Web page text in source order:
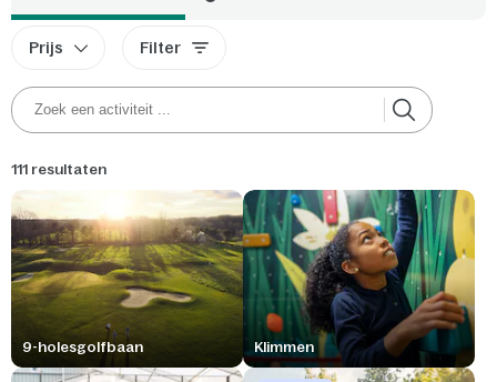
Prijs Filter
111 resultaten
9-holesgolfbaan Klimmen